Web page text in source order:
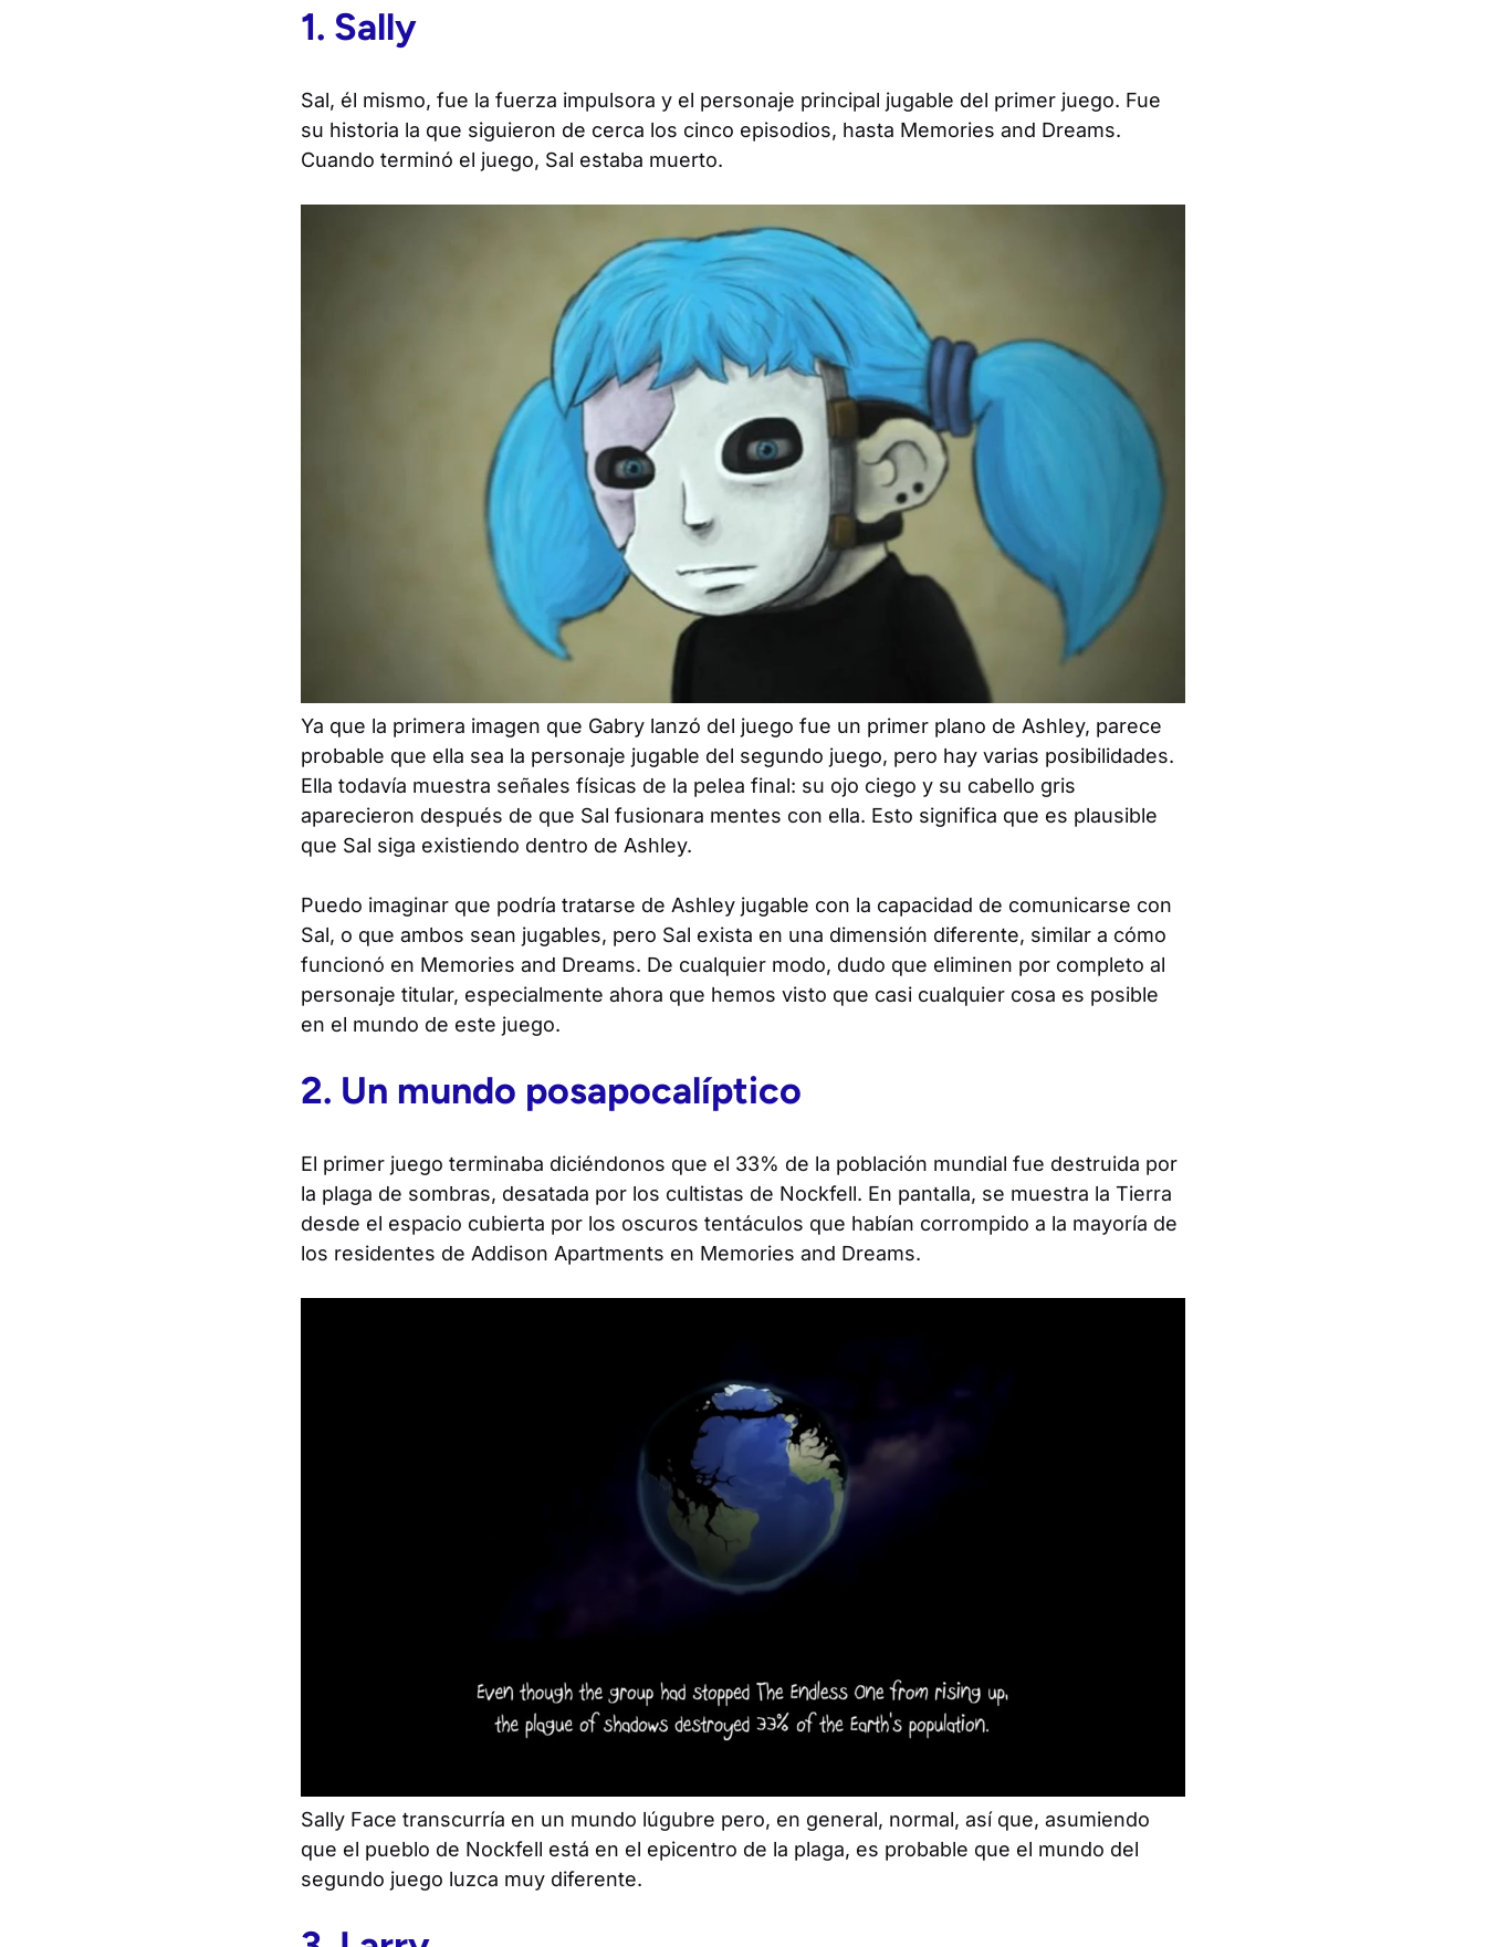
1. Sally
Sal, él mismo, fue la fuerza impulsora y el personaje principal jugable del primer juego. Fue
su historia la que siguieron de cerca los cinco episodios, hasta Memories and Dreams.
Cuando terminó el juego, Sal estaba muerto.
Ya que la primera imagen que Gabry lanzó del juego fue un primer plano de Ashley, parece
probable que ella sea la personaje jugable del segundo juego, pero hay varias posibilidades.
Ella todavía muestra señales físicas de la pelea final: su ojo ciego y su cabello gris
aparecieron después de que Sal fusionara mentes con ella. Esto significa que es plausible
que Sal siga existiendo dentro de Ashley.
Puedo imaginar que podría tratarse de Ashley jugable con la capacidad de comunicarse con
Sal, o que ambos sean jugables, pero Sal exista en una dimensión diferente, similar a cómo
funcionó en Memories and Dreams. De cualquier modo, dudo que eliminen por completo al
personaje titular, especialmente ahora que hemos visto que casi cualquier cosa es posible
en el mundo de este juego.
2. Un mundo posapocalíptico
El primer juego terminaba diciéndonos que el 33% de la población mundial fue destruida por
la plaga de sombras, desatada por los cultistas de Nockfell. En pantalla, se muestra la Tierra
desde el espacio cubierta por los oscuros tentáculos que habían corrompido a la mayoría de
los residentes de Addison Apartments en Memories and Dreams.
Sally Face transcurría en un mundo lúgubre pero, en general, normal, así que, asumiendo
que el pueblo de Nockfell está en el epicentro de la plaga, es probable que el mundo del
segundo juego luzca muy diferente.